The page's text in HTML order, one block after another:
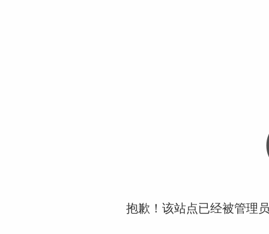
抱歉！该站点已经被管理